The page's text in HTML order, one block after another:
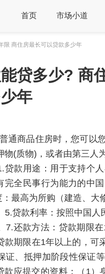
首页 市场小道
限 商住房最长可以贷款多少年
贷多少? 商
年
通商品住房时，您可以
物(质物)，或者由第三人
贷款用途：用于支持个
全民事行为能力的中
最高为所购（建造、
5.贷款利率：按照中国
7.还款方法：贷款期限
款期限在1年以上的，可
证、抵押加阶段性保证
款应提交的资料：（1